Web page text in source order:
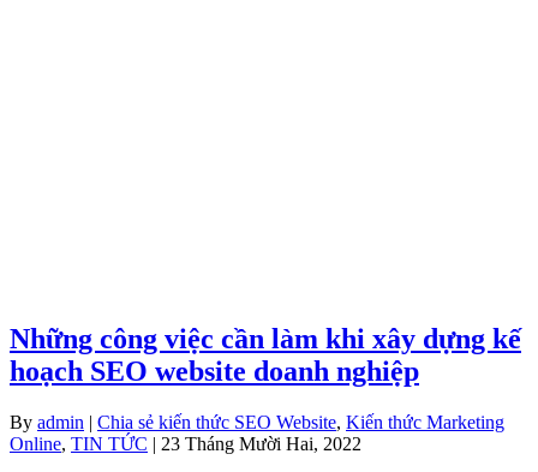
Những công việc cần làm khi xây dựng kế
hoạch SEO website doanh nghiệp
By admin | Chia sẻ kiến thức SEO Website, Kiến thức Marketing
Online, TIN TỨC | 23 Tháng Mười Hai, 2022